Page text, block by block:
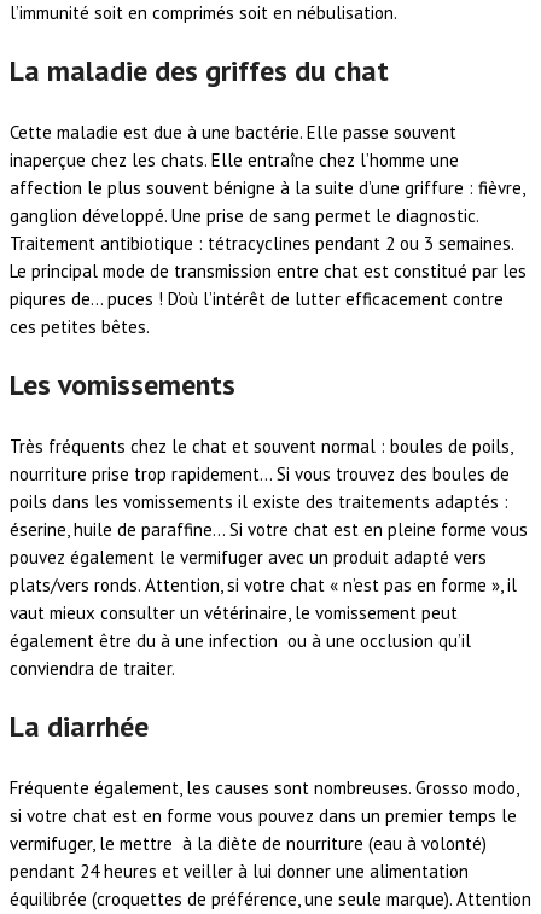
l’immunité soit en comprimés soit en nébulisation.
La maladie des griffes du chat
Cette maladie est due à une bactérie. Elle passe souvent
inaperçue chez les chats. Elle entraîne chez l’homme une
affection le plus souvent bénigne à la suite d’une griffure : fièvre,
ganglion développé. Une prise de sang permet le diagnostic.
Traitement antibiotique : tétracyclines pendant 2 ou 3 semaines.
Le principal mode de transmission entre chat est constitué par les
piqures de… puces ! D’où l’intérêt de lutter efficacement contre
ces petites bêtes.
Les vomissements
Très fréquents chez le chat et souvent normal : boules de poils,
nourriture prise trop rapidement… Si vous trouvez des boules de
poils dans les vomissements il existe des traitements adaptés :
éserine, huile de paraffine… Si votre chat est en pleine forme vous
pouvez également le vermifuger avec un produit adapté vers
plats/vers ronds. Attention, si votre chat « n’est pas en forme », il
vaut mieux consulter un vétérinaire, le vomissement peut
également être du à une infection ou à une occlusion qu’il
conviendra de traiter.
La diarrhée
Fréquente également, les causes sont nombreuses. Grosso modo,
si votre chat est en forme vous pouvez dans un premier temps le
vermifuger, le mettre à la diète de nourriture (eau à volonté)
pendant 24 heures et veiller à lui donner une alimentation
équilibrée (croquettes de préférence, une seule marque). Attention